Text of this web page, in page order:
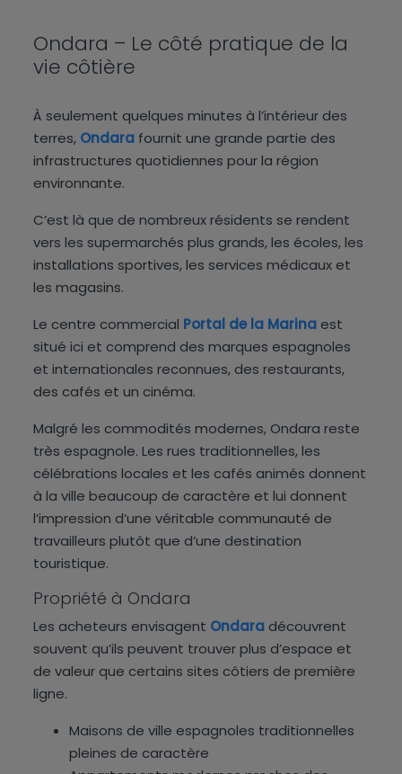
Ondara – Le côté pratique de la
vie côtière
À seulement quelques minutes à l’intérieur des
terres, Ondara fournit une grande partie des
infrastructures quotidiennes pour la région
environnante.
C’est là que de nombreux résidents se rendent
vers les supermarchés plus grands, les écoles, les
installations sportives, les services médicaux et
les magasins.
Le centre commercial Portal de la Marina est
situé ici et comprend des marques espagnoles
et internationales reconnues, des restaurants,
des cafés et un cinéma.
Malgré les commodités modernes, Ondara reste
très espagnole. Les rues traditionnelles, les
célébrations locales et les cafés animés donnent
à la ville beaucoup de caractère et lui donnent
l’impression d’une véritable communauté de
travailleurs plutôt que d’une destination
touristique.
Propriété à Ondara
Les acheteurs envisagent Ondara découvrent
souvent qu’ils peuvent trouver plus d’espace et
de valeur que certains sites côtiers de première
ligne.
Maisons de ville espagnoles traditionnelles
pleines de caractère